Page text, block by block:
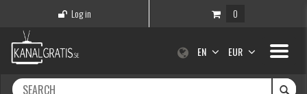
Log in 0
Toggle
EN EUR